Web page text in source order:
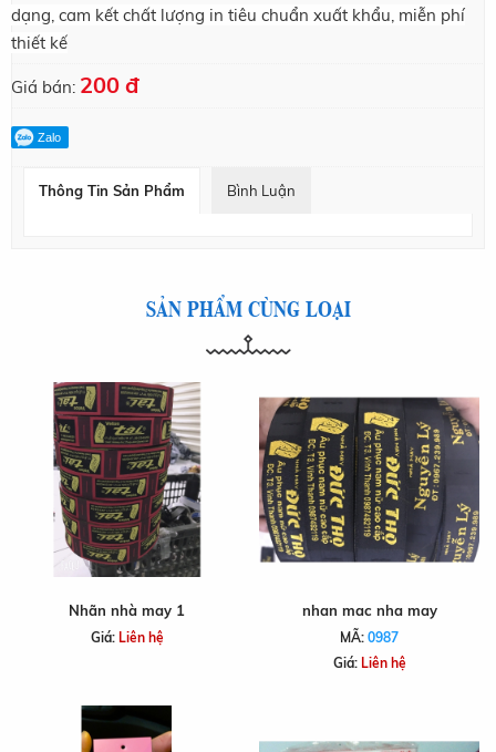
dạng, cam kết chất lượng in tiêu chuẩn xuất khẩu, miễn phí
thiết kế
Giá bán: 200 đ
Zalo
Thông Tin Sản Phẩm Bình Luận
SẢN PHẨM CÙNG LOẠI
Nhãn nhà may 1
Giá: Liên hệ
nhan mac nha may
MÃ: 0987
Giá: Liên hệ